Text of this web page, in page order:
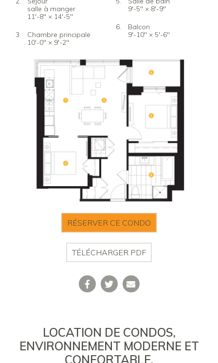
salle à manger
11'-8" × 14'-5"
Chambre principale
10'-0" × 9'-2"
9'-5" × 8'-9"
Balcon
9'-10" × 5'-6"
RÉSERVER CE CONDO
TÉLÉCHARGER PDF
LOCATION DE CONDOS,
ENVIRONNEMENT MODERNE ET
CONFORTABLE.